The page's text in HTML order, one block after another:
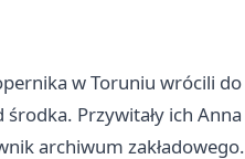
wToruniu wrócili do
Przywitały ich Anna
archiwum zakładowego.